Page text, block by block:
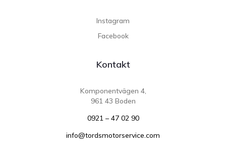
Instagram
Facebook
Kontakt
Komponentvägen 4,
961 43 Boden
0921 – 47 02 90
info@tordsmotorservice.com